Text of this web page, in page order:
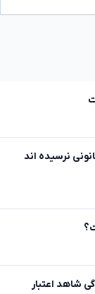
نرسیده اند
شاهد اعتبار